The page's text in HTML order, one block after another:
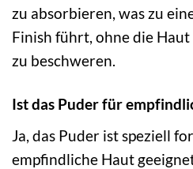
zu absorbieren, was zu
Finish führt, ohne die
zu beschweren.
Ist das Puder für
Ja, das Puder ist speziell
empfindliche Haut